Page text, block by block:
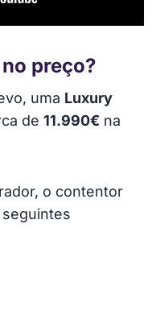
preço?
uma Luxury
de 11.990€ na
o contentor